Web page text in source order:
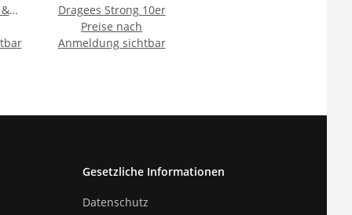
Dragees Strong 10er
Preise nach
Anmeldung sichtbar
Gesetzliche Informationen
Datenschutz